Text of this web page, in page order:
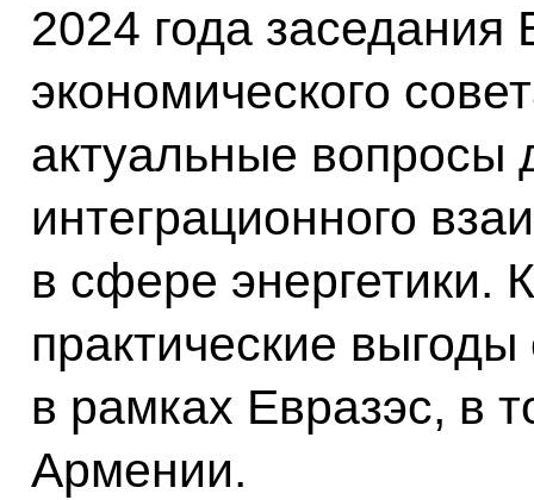
2024 года заседания
экономического
актуальные вопросы
интеграционного
в сфере энергетики.
практические
в рамках Евразэс, в
Армении.